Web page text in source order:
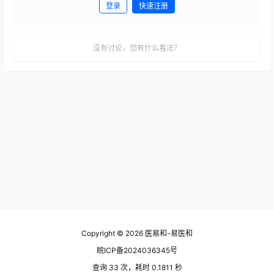
登录 快速注册
没有讨论，您有什么看法？
Copyright © 2026 医易和-易医和
皖ICP备2024036345号
查询 33 次，耗时 0.1811 秒